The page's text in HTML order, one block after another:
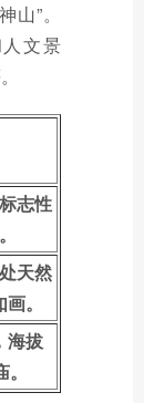
”。
文景
志性
天然
。
海拔